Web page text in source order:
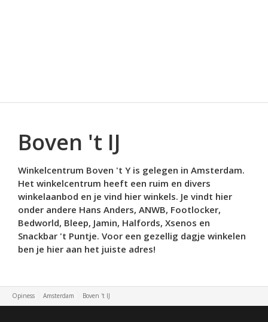
Boven 't IJ
Winkelcentrum Boven 't Y is gelegen in Amsterdam.
Het winkelcentrum heeft een ruim en divers
winkelaanbod en je vind hier winkels. Je vindt hier
onder andere Hans Anders, ANWB, Footlocker,
Bedworld, Bleep, Jamin, Halfords, Xsenos en
Snackbar 't Puntje. Voor een gezellig dagje winkelen
ben je hier aan het juiste adres!
Opiness Amsterdam Boven 't IJ